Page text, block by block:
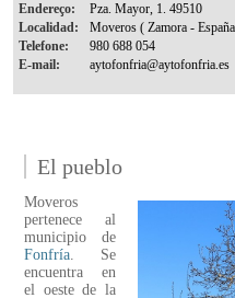
Endereço:
Localidad:
Telefone:
E-mail:
El pueblo
Moveros
pertenece al
municipio de
Fonfría. Se
encuentra en
el oeste de la